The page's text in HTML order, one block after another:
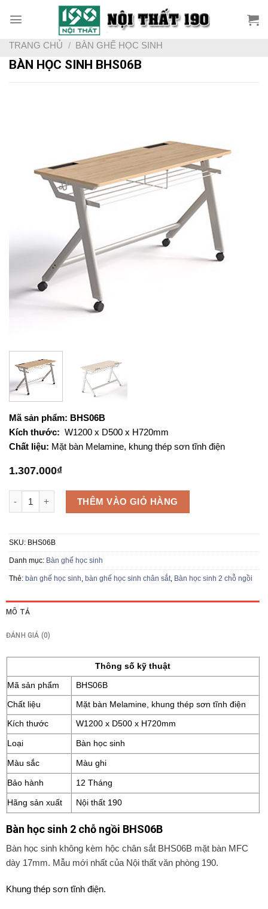
TRANG CHỦ / BÀN GHẾ HỌC SINH
BÀN HỌC SINH BHS06B
Mã sản phẩm: BHS06B
Kích thước: W1200 x D500 x H720mm
Chất liệu: Mặt bàn Melamine, khung thép sơn tĩnh điện
1.307.000₫
Bàn học sinh BHS06B số lượng
THÊM VÀO GIỎ HÀNG
SKU: BHS06B
Danh mục: Bàn ghế học sinh
Thẻ: bàn ghế học sinh, bàn ghế học sinh chân sắt, Bàn học sinh 2 chỗ ngồi
MÔ TẢ
ĐÁNH GIÁ (0)
Thông số kỹ thuật
Mã sản phẩm BHS06B
Chất liệu Mặt bàn Melamine, khung thép sơn tĩnh điện
Kích thước W1200 x D500 x H720mm
Loại Bàn học sinh
Màu sắc Màu ghi
Bảo hành 12 Tháng
Hãng sản xuất Nội thất 190
Bàn học sinh 2 chỗ ngồi BHS06B
Bàn học sinh không kèm hộc chân sắt BHS06B mặt bàn MFC
dày 17mm. Mẫu mới nhất của Nội thất văn phòng 190.
Khung thép sơn tĩnh điện.